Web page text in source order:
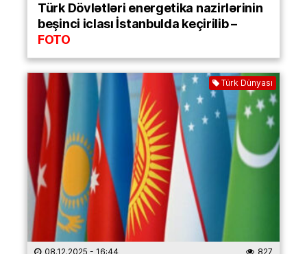
Türk Dövlətləri energetika nazirlərinin
beşinci iclası İstanbulda keçirilib –
FOTO
Türk Dünyası